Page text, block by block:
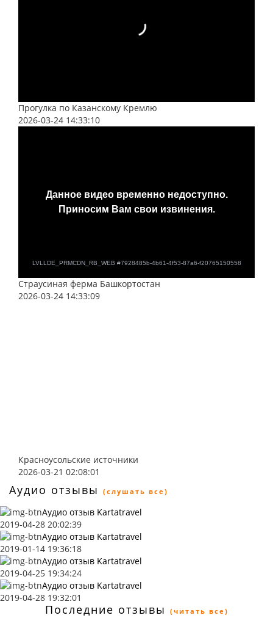
Прогулка по Казанскому Кремлю
2026-03-24 14:33:10
Страусиная ферма Башкортостан
2026-03-24 14:33:09
Красноусольские источники
2026-03-21 02:08:01
Аудио отзывы (слушать все)
Аудио отзыв Kartatravel
2019-04-28 20:02:39
Аудио отзыв Kartatravel
2019-01-14 19:36:18
Аудио отзыв Kartatravel
2019-04-25 19:34:24
Аудио отзыв Kartatravel
2019-04-28 19:32:01
Последние отзывы (читать все)